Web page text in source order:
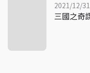
2021/12/
三國之奇